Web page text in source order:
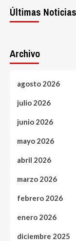
Últimas Noticias
Archivo
agosto 2026
julio 2026
junio 2026
mayo 2026
abril 2026
marzo 2026
febrero 2026
enero 2026
diciembre 2025